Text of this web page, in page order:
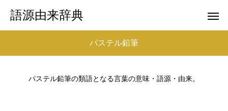
語源由来辞典
パステル鉛筆
パステル鉛筆の類語となる言葉の意味・語源・由来。